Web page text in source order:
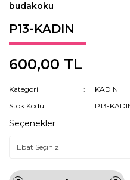
budakoku
P13-KADIN
600,00 TL
Kategori
KADIN
Stok Kodu
P13-
Seçenekler